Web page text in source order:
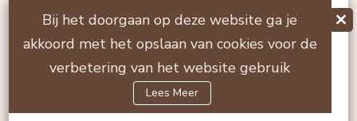
Bij het doorgaan op deze website ga je
akkoord met het opslaan van cookies voor de
verbetering van het website gebruik
Lees Meer